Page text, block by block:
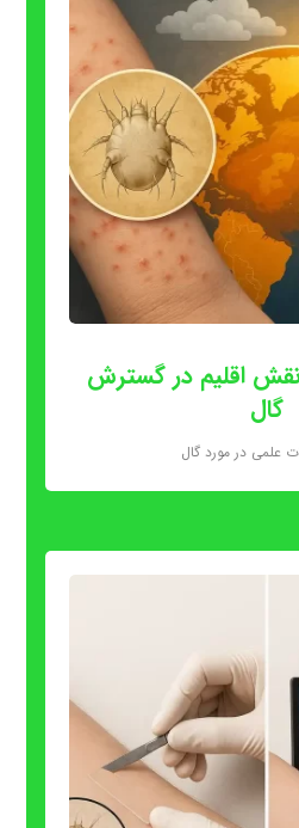
اقلیم در گسترش
گال
علمی در مورد گال